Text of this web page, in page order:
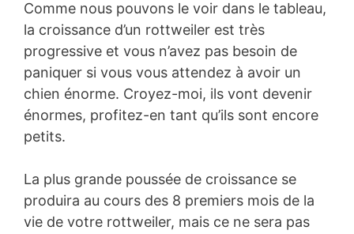
Comme nous pouvons le voir dans le tableau,
la croissance d’un rottweiler est très
progressive et vous n’avez pas besoin de
paniquer si vous vous attendez à avoir un
chien énorme. Croyez-moi, ils vont devenir
énormes, profitez-en tant qu’ils sont encore
petits.
La plus grande poussée de croissance se
produira au cours des 8 premiers mois de la
vie de votre rottweiler, mais ce ne sera pas